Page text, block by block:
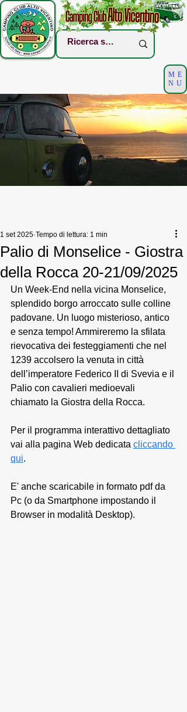
ME
NU
Palio di Monselice - Giostra
della Rocca 20-21/09/2025
1 set 2025 Tempo di lettura: 1 min
Un Week-End nella vicina Monselice,
splendido borgo arroccato sulle colline
padovane. Un luogo misterioso, antico
e senza tempo! Ammireremo la sfilata
rievocativa dei festeggiamenti che nel
1239 accolsero la venuta in città
dell’imperatore Federico II di Svevia e il
Palio con cavalieri medioevali
chiamato la Giostra della Rocca.
Per il programma interattivo dettagliato
vai alla pagina Web dedicata cliccando
qui.
E' anche scaricabile in formato pdf da
Pc (o da Smartphone impostando il
Browser in modalità Desktop).